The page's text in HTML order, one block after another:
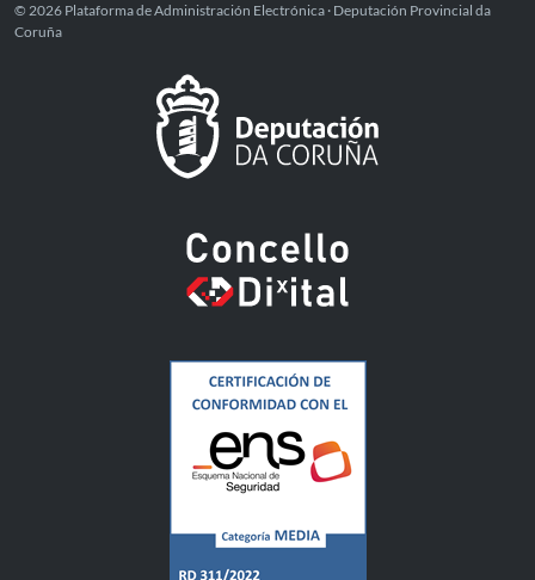
© 2026 Plataforma de Administración Electrónica · Deputación Provincial da
Coruña